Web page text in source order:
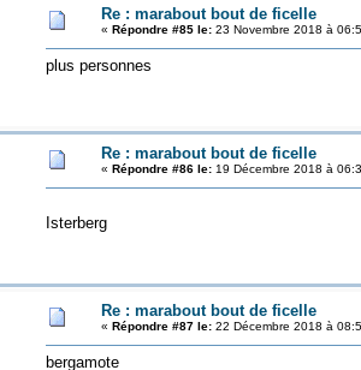
Re : marabout bout de ficelle
« Répondre #85 le:23 Novembre 2018 à
plus personnes
Re : marabout bout de ficelle
« Répondre #86 le:19 Décembre 2018 à
Isterberg
Re : marabout bout de ficelle
« Répondre #87 le:22 Décembre 2018 à
bergamote